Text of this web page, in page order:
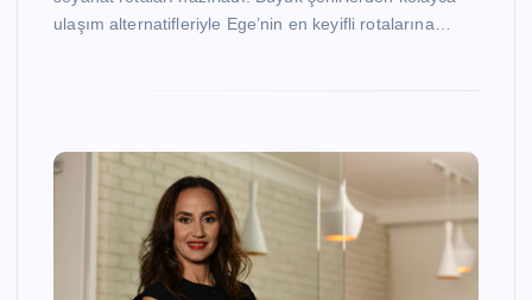
ulaşım alternatifleriyle Ege’nin en keyifli rotalarına…